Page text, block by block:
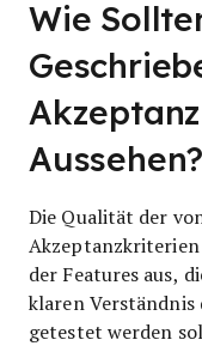
Wie
Aussehen?
Die Qualität der
der Features aus,
klaren Verständnis
getestet werden